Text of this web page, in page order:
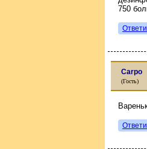
750
Carpo
(Гость)